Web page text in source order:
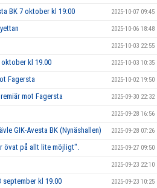
BK 7 oktober kl 19:00 2025-10-07 09:45
2025-10-06 18:48
2025-10-03 22:55
oktober kl 19.00 2025-10-03 10:35
Fagersta 2025-10-02 19:50
mot Fagersta 2025-09-30 22:32
2025-09-28 16:56
GIK-Avesta BK (Nynäshallen) 2025-09-28 07:26
övat på allt lite möjligt". 2025-09-27 09:50
2025-09-23 22:10
september kl 19.00 2025-09-23 10:25